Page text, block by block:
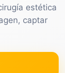
estética
captar